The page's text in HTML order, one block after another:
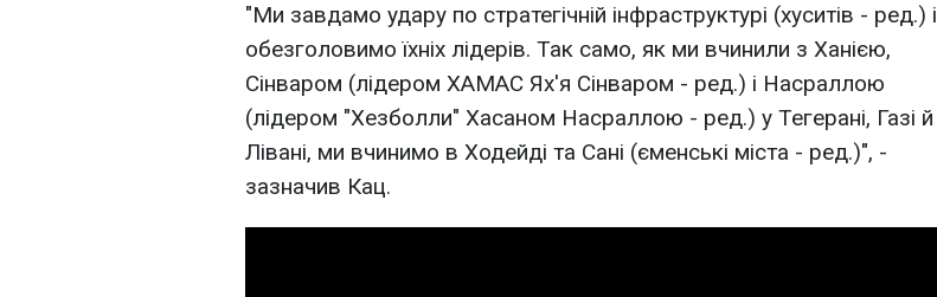
"Ми завдамо удару по стратегічній інфраструктурі (хуситів - ред.) і
обезголовимо їхніх лідерів. Так само, як ми вчинили з Ханією,
Сінваром (лідером ХАМАС Ях'я Сінваром - ред.) і Насраллою
(лідером "Хезболли" Хасаном Насраллою - ред.) у Тегерані, Газі й
Лівані, ми вчинимо в Ходейді та Сані (єменські міста - ред.)", -
зазначив Кац.